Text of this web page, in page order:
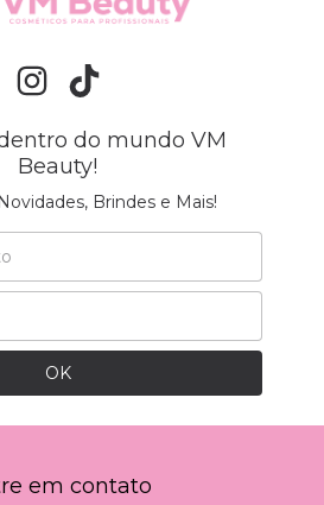
do mundo VM
Beauty!
Brindes e Mais!
em contato